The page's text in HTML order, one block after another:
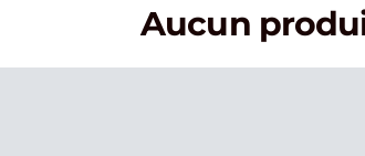
Aucun